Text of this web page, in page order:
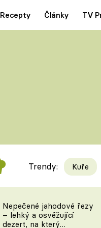
Recepty Články TV
Videorecepty
TEĎ VAŘÍ ŠÉF!
Trendy: Kuře
Nepečené jahodové řezy
– lehký a osvěžující
dezert, na který